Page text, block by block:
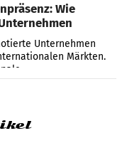
Wie
Unternehmen
Märkten.
untersucht die